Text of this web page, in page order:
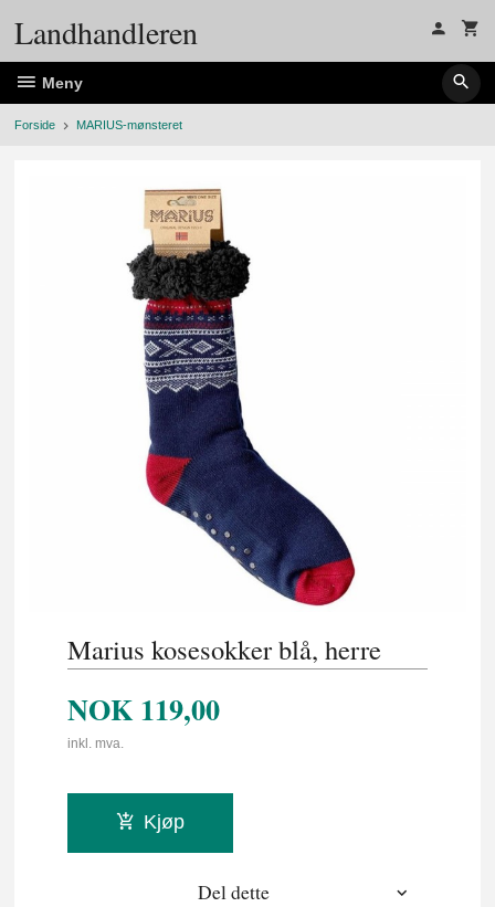
Landhandleren
Meny
Forside MARIUS-mønsteret
Marius kosesokker blå, herre
NOK 119,00
inkl. mva.
Kjøp
Del dette